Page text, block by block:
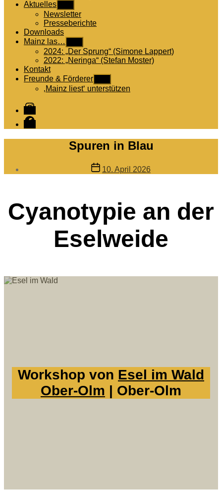
Aktuelles
anzeigen
Newsletter
Presseberichte
Downloads
Mainz las…
anzeigen
2024: „Der Sprung“ (Simone Lappert)
2022: „Neringa“ (Stefan Moster)
Kontakt
Freunde & Förderer
anzeigen
‚Mainz liest‘ unterstützen
Instagram
Facebook
Spuren in Blau
Veröffentlichungsdatum
10. April 2026
Cyanotypie an der
Eselweide
Workshop von Esel im Wald
Ober-Olm | Ober-Olm